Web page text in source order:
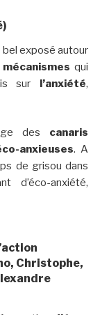
exposé autour
mécanismes qui
sur l’anxiété,
des canaris
anxieuses. A
de grisou dans
d’éco-anxiété,
Christophe,